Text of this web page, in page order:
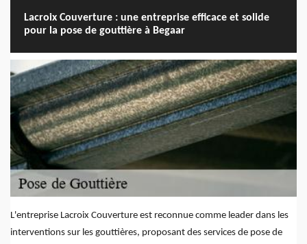
Lacroix Couverture : une entreprise efficace et solide
pour la pose de gouttière à Begaar
L'entreprise Lacroix Couverture est reconnue comme leader dans les
interventions sur les gouttières, proposant des services de pose de